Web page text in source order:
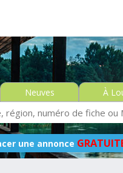
Neuves
À
une annonce